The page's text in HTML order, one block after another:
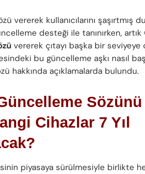
vererek kullanıcılarını şaşırtmış
desteği ile tanınırken, artık
vererek çıtayı başka bir seviyeye
bu güncelleme aşkı nasıl
hakkında açıklamalarda bulundu.
Sözünü
Cihazlar 7 Yıl
piyasaya sürülmesiyle birlikte